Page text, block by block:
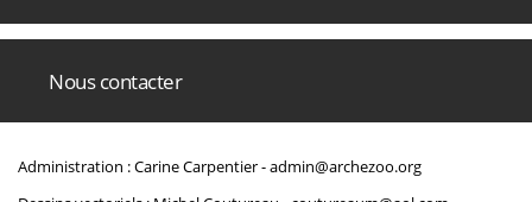
Nous contacter
Administration : Carine Carpentier -admin@archezoo.org